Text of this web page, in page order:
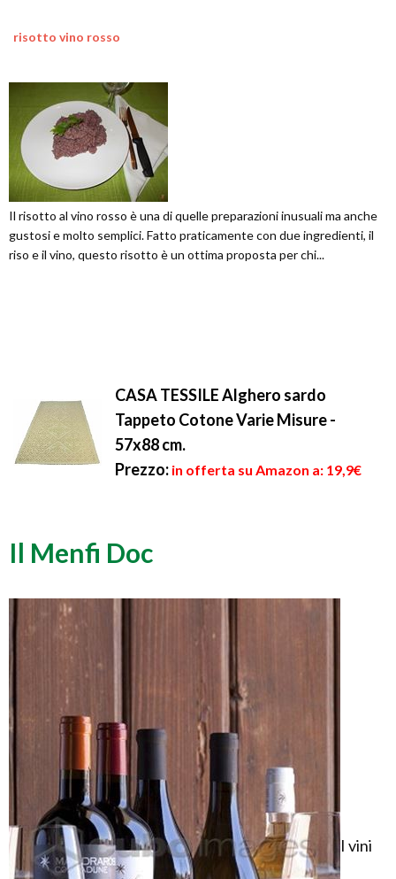
risotto vino rosso
Il risotto al vino rosso è una di quelle preparazioni inusuali ma anche
gustosi e molto semplici. Fatto praticamente con due ingredienti, il
riso e il vino, questo risotto è un ottima proposta per chi...
CASA TESSILE Alghero sardo
Tappeto Cotone Varie Misure -
57x88 cm.
Prezzo: in offerta su Amazon a: 19,9€
Il Menfi Doc
I vini